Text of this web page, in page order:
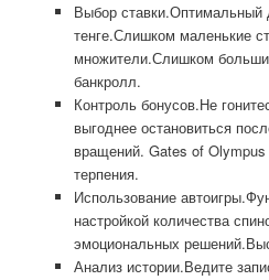
Выбор ставки.Оптимальный
тенге.Слишком маленькие
множители.Слишком
банкролл.
Контроль бонусов.Не
выгоднее остановиться
вращений. Gates of Olympus
терпения.
Использование
настройкой количества
эмоциональных
Анализ истории.Ведите